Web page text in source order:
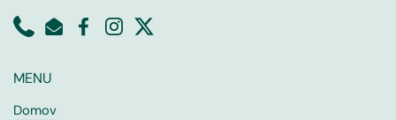
MENU
Domov